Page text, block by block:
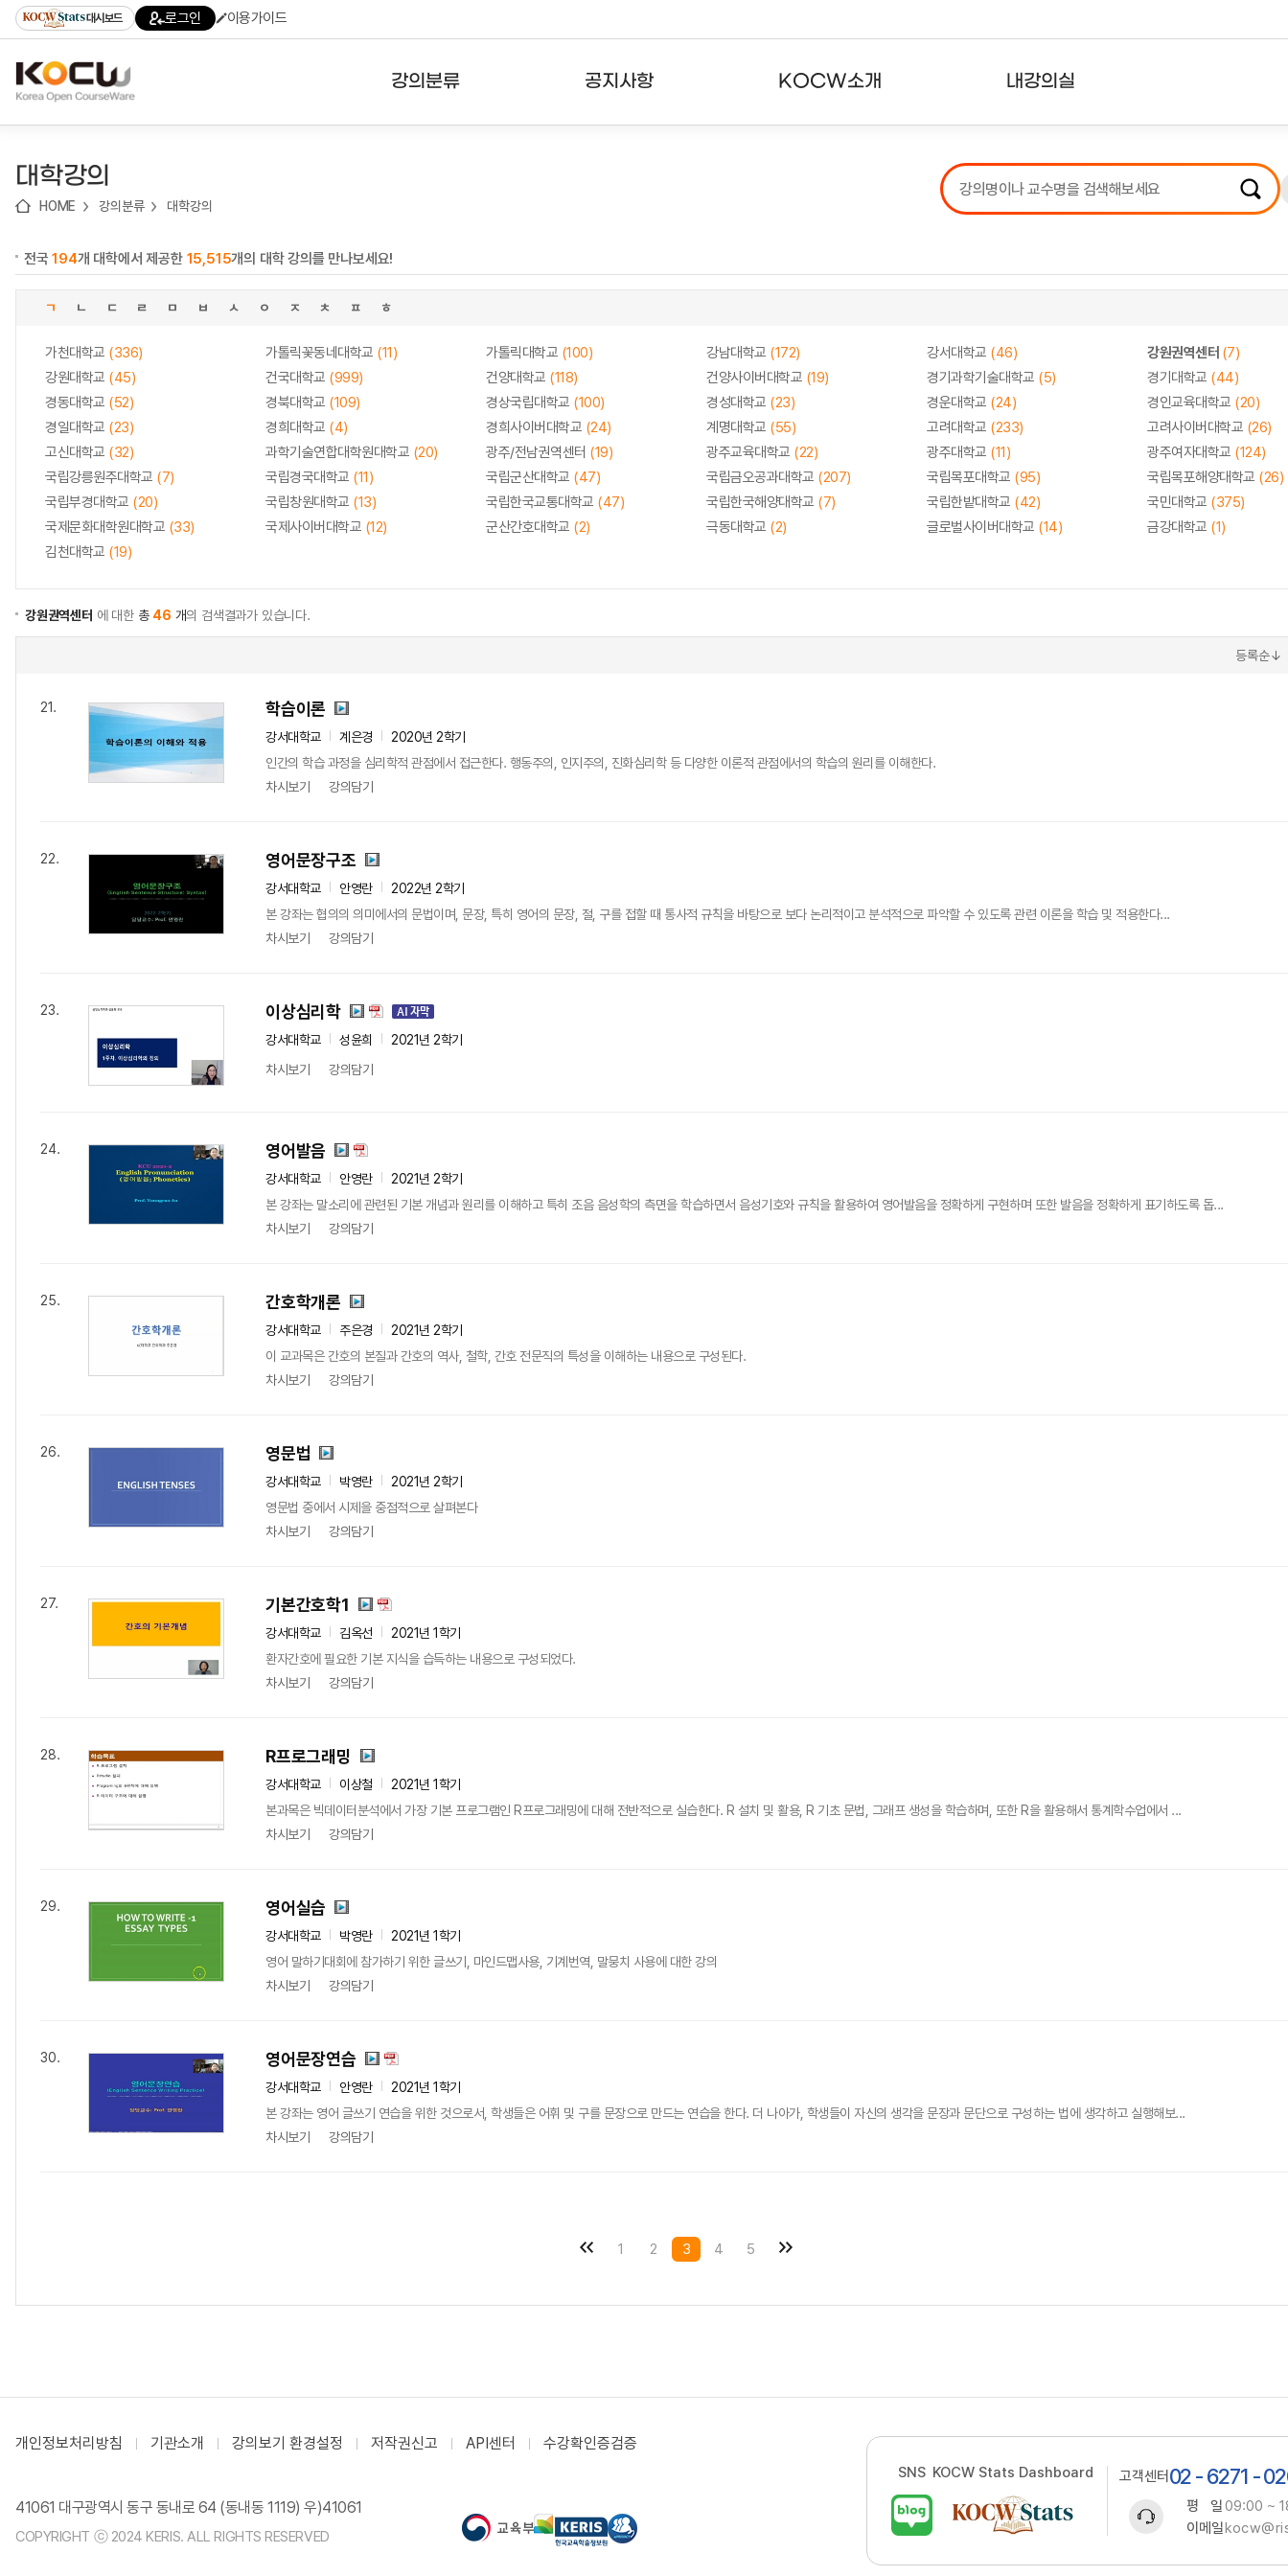
기
기
기
content)
가
대시보드 로그인 이용가이드
강의분류 공지사항 KOCW소개 내강의실
강의리스트
수강확인증강의
대학강의
HOME 강의분류 대학강의
전국194개 대학에서 제공한 15,515개의 대학 강의를 만나보세요!
ㄱ ㄴ ㄷ ㄹ ㅁ ㅂ ㅅ ㅇ ㅈ ㅊ ㅍ ㅎ
가천대학교 (336) 가톨릭꽃동네대학교 (11) 가톨릭대학교 (100) 강남대학교 (172) 강서대학교 (46) 강원권역센터 (7)
강원대학교 (45) 건국대학교 (999) 건양대학교 (118) 건양사이버대학교 (19) 경기과학기술대학교 (5) 경기대학교 (44)
경동대학교 (52) 경북대학교 (109) 경상국립대학교 (100) 경성대학교 (23) 경운대학교 (24) 경인교육대학교 (20)
경일대학교 (23) 경희대학교 (4) 경희사이버대학교 (24) 계명대학교 (55) 고려대학교 (233) 고려사이버대학교 (26)
고신대학교 (32) 과학기술연합대학원대학교 (20) 광주/전남권역센터 (19) 광주교육대학교 (22) 광주대학교 (11) 광주여자대학교 (124)
국립강릉원주대학교 (7) 국립경국대학교 (11) 국립군산대학교 (47) 국립금오공과대학교 (207) 국립목포대학교 (95) 국립목포해양대학교 (26)
국립부경대학교 (20) 국립창원대학교 (13) 국립한국교통대학교 (47) 국립한국해양대학교 (7) 국립한밭대학교 (42) 국민대학교 (375)
국제문화대학원대학교 (33) 국제사이버대학교 (12) 군산간호대학교 (2) 극동대학교 (2) 글로벌사이버대학교 (14) 금강대학교 (1)
김천대학교 (19)
강원권역센터 에 대한총 46 개의 검색결과가 있습니다.
등록순↓
21. 학습이론
강서대학교 계은경
2020년 2학기
인간의 학습 과정을 심리학적 관점에서 접근한다. 행동주의, 인지주의, 진화심리학 등 다양한 이론적 관점에서의 학습의 원리를 이해한다.
차시보기
강의담기
22. 영어문장구조
강서대학교 안영란
2022년 2학기
본 강좌는 협의의 의미에서의 문법이며, 문장, 특히 영어의 문장, 절, 구를 접할 때 통사적 규칙을 바탕으로 보다 논리적이고 분석적으로 파악할 수 있도록 관련 이론을 학습 및 적용한다...
차시보기
강의담기
23. 이상심리학
강서대학교 성윤희
2021년 2학기
차시보기
강의담기
24. 영어발음
강서대학교 안영란
2021년 2학기
본 강좌는 말소리에 관련된 기본 개념과 원리를 이해하고 특히 조음 음성학의 측면을 학습하면서 음성기호와 규칙을 활용하여 영어발음을 정확하게 구현하며 또한 발음을 정확하게 표기하도록 돕...
차시보기
강의담기
25. 간호학개론
강서대학교 주은경
2021년 2학기
이 교과목은 간호의 본질과 간호의 역사, 철학, 간호 전문직의 특성을 이해하는 내용으로 구성된다.
차시보기
강의담기
26. 영문법
강서대학교 박영란
2021년 2학기
영문법 중에서 시제을 중점적으로 살펴본다
차시보기
강의담기
27. 기본간호학1
강서대학교 김옥선
2021년 1학기
환자간호에 필요한 기본 지식을 습득하는 내용으로 구성되었다.
차시보기
강의담기
28. R프로그래밍
강서대학교 이상철
2021년 1학기
본과목은 빅데이터분석에서 가장 기본 프로그램인 R프로그래밍에 대해 전반적으로 실습한다. R 설치 및 활용, R 기초 문법, 그래프 생성을 학습하며, 또한 R을 활용해서 통계학수업에서 ...
차시보기
강의담기
29. 영어실습
강서대학교 박영란
2021년 1학기
영어 말하기대회에 참가하기 위한 글쓰기, 마인드맵사용, 기계번역, 말뭉치 사용에 대한 강의
차시보기
강의담기
30. 영어문장연습
강서대학교 안영란
2021년 1학기
본 강좌는 영어 글쓰기 연습을 위한 것으로서, 학생들은 어휘 및 구를 문장으로 만드는 연습을 한다. 더 나아가, 학생들이 자신의 생각을 문장과 문단으로 구성하는 법에 생각하고 실행해보...
차시보기
강의담기
1 2 3 4 5
개인정보처리방침 기관소개 강의보기 환경설정 저작권신고 API센터 수강확인증검증
41061 대구광역시 동구 동내로 64 (동내동 1119) 우)41061
COPYRIGHT ⓒ 2024 KERIS. ALL RIGHTS RESERVED
SNS KOCW Stats Dashboard 고객센터 02 - 6271 -
평 일09:00 ~
이메일